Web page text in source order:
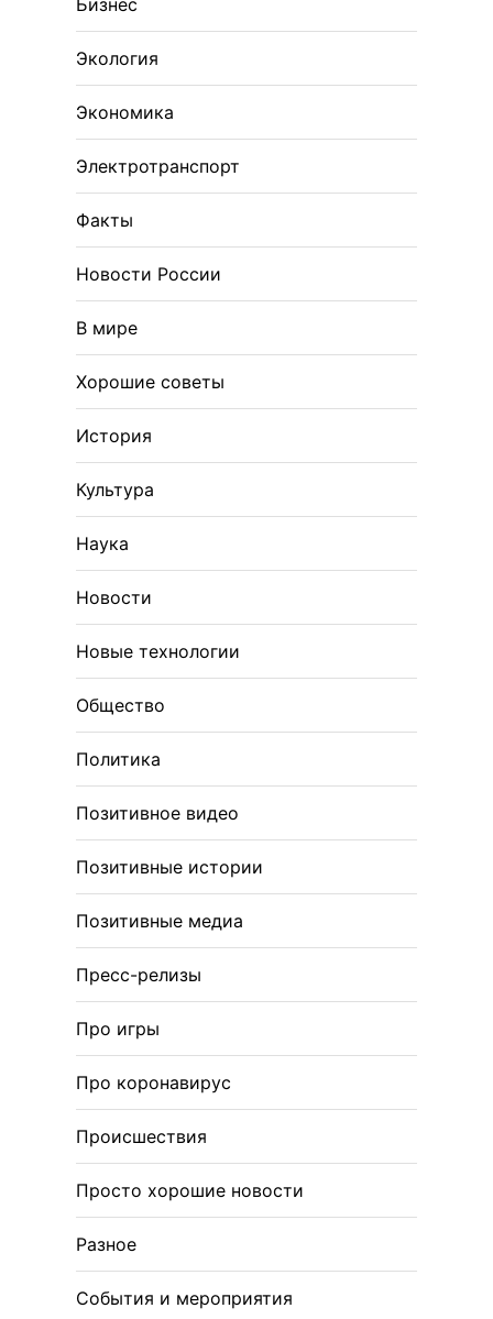
Бизнес
Экология
Экономика
Электротранспорт
Факты
Новости России
В мире
Хорошие советы
История
Культура
Наука
Новости
Новые технологии
Общество
Политика
Позитивное видео
Позитивные истории
Позитивные медиа
Пресс-релизы
Про игры
Про коронавирус
Происшествия
Просто хорошие новости
Разное
События и мероприятия